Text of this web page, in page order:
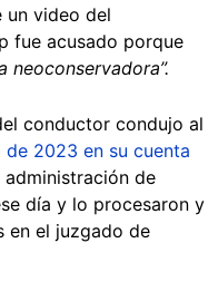
un video del
fue acusado porque
neoconservadora”.
conductor condujo al
2023 en su cuenta
administración de
día y lo procesaron y
en el juzgado de